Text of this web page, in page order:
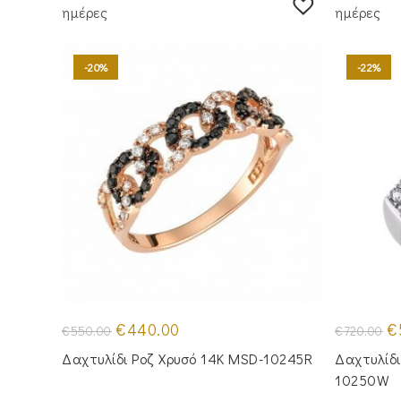
ημέρες
-20%
€550.00 Original
price
was:
€550.00.
€440.00
τιμή
είναι:
Δαχτυλίδι Ροζ Χρυσό 14Κ MSD-10245R
ημέρες
-22%
€720.00 €
10250W